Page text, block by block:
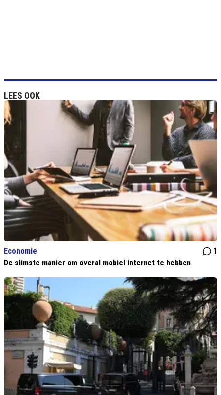
LEES OOK
Economie
1
De slimste manier om overal mobiel internet te hebben